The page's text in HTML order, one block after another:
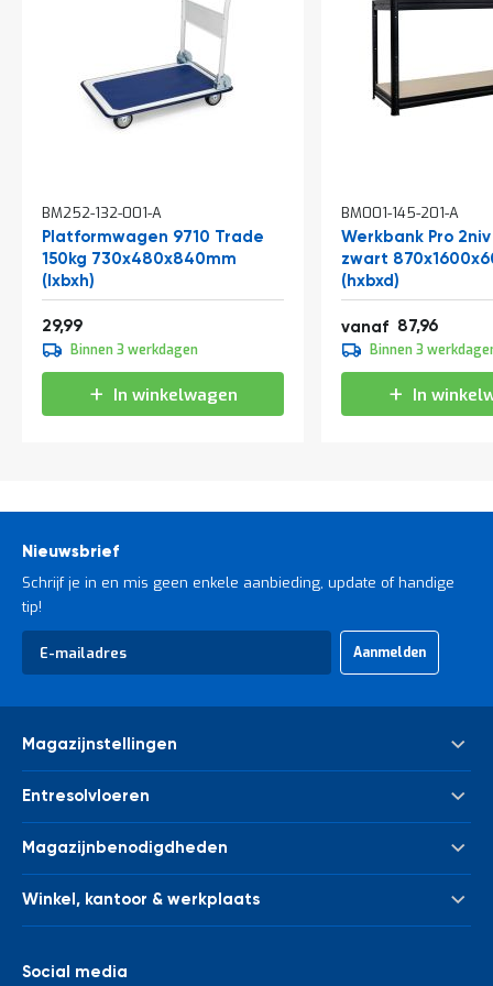
BM252-132-001-A
Platformwagen 9710 Trade
150kg 730x480x840mm
(lxbxh)
29,99
winkelwagen
Binnen 3 werkdagen
In winkelwagen
BM001-145-201-A
Werkbank Pro
zwart
(hxbxd)
vanaf 87,96
106,43
109,95
133,04
winkelwagen
Binnen 3
In
Nieuwsbrief
Schrijf je in en mis geen enkele aanbieding, update of handige
tip!
Abonneer
op
Aanmelden
Magazijnstellingen
Link 51 Palletstelling
Houten legbordstelling
Grootvakstelling
Entresolvloeren
Trappen
Kolombeschermers
Magazijnbenodigdheden
Werkbanken en werktafels
Winkel, kantoor & werkplaats
Afvalverwerking
Social media